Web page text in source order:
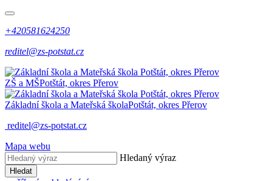
+420581624250
reditel@zs-potstat.cz
ZŠ a MŠPotštát, okres Přerov
Základní škola a Mateřská školaPotštát, okres Přerov
reditel@zs-potstat.cz
Mapa webu
Hledaný výraz
Hledat